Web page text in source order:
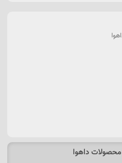
محصولات داهوا